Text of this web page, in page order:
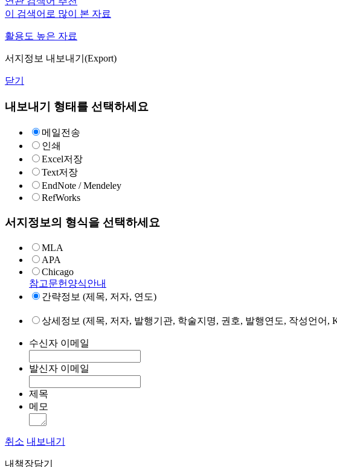
이 검색어로 많이 본 자료
활용도 높은 자료
서지정보 내보내기(Export)
닫기
내보내기 형태를 선택하세요
메일전송
인쇄
Excel저장
Text저장
EndNote / Mendeley
RefWorks
서지정보의 형식을 선택하세요
MLA
APA
Chicago
참고문헌양식안내
간략정보 (제목, 저자, 연도)
상세정보 (제목, 저자, 발행기관, 학술지명, 권호, 발행연도, 작성언어,
수신자 이메일
발신자 이메일
제목
메모
취소 내보내기
내책장담기